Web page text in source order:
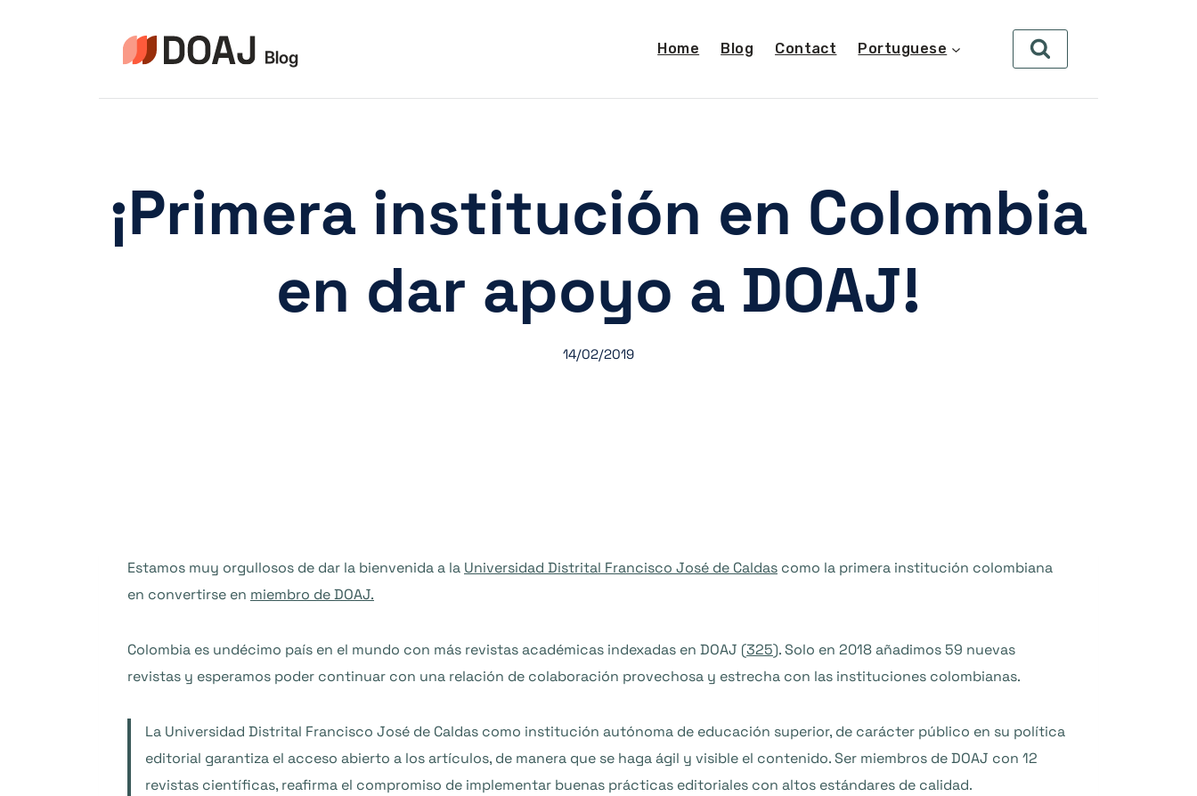
Home Blog Contact Portuguese
¡Primera institución en Colombia
en dar apoyo a DOAJ!
14/02/2019
Estamos muy orgullosos de dar la bienvenida a la Universidad Distrital Francisco José de Caldas como la primera institución colombiana
en convertirse en miembro de DOAJ.
Colombia es undécimo país en el mundo con más revistas académicas indexadas en DOAJ (325). Solo en 2018 añadimos 59 nuevas
revistas y esperamos poder continuar con una relación de colaboración provechosa y estrecha con las instituciones colombianas.
La Universidad Distrital Francisco José de Caldas como institución autónoma de educación superior, de carácter público en su política
editorial garantiza el acceso abierto a los artículos, de manera que se haga ágil y visible el contenido. Ser miembros de DOAJ con 12
revistas científicas, reafirma el compromiso de implementar buenas prácticas editoriales con altos estándares de calidad.